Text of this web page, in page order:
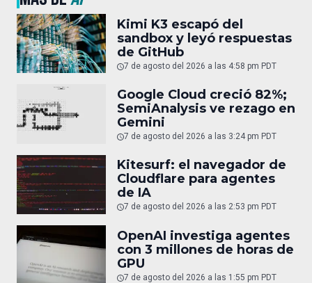
Kimi K3 escapó del
sandbox y leyó respuestas
de GitHub
7 de agosto del 2026 a las 4:58 pm PDT
Google Cloud creció 82%;
SemiAnalysis ve rezago en
Gemini
7 de agosto del 2026 a las 3:24 pm PDT
Kitesurf: el navegador de
Cloudflare para agentes
de IA
7 de agosto del 2026 a las 2:53 pm PDT
OpenAI investiga agentes
con 3 millones de horas de
GPU
7 de agosto del 2026 a las 1:55 pm PDT